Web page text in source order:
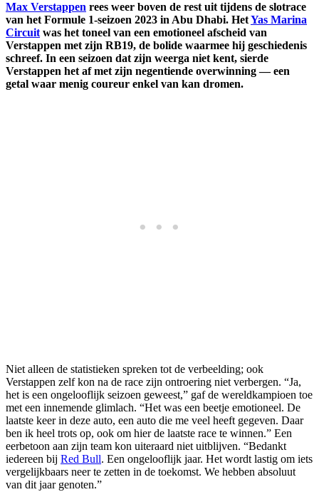
Max Verstappen rees weer boven de rest uit tijdens de slotrace
van het Formule 1-seizoen 2023 in Abu Dhabi. HetYas Marina
Circuit was het toneel van een emotioneel afscheid van
Verstappen met zijn RB19, de bolide waarmee hij geschiedenis
schreef. In een seizoen dat zijn weerga niet kent, sierde
Verstappen het af met zijn negentiende overwinning — een
getal waar menig coureur enkel van kan dromen.
Niet alleen de statistieken spreken tot de verbeelding; ook
Verstappen zelf kon na de race zijn ontroering niet verbergen. “Ja,
het is een ongelooflijk seizoen geweest,” gaf de wereldkampioen toe
met een innemende glimlach. “Het was een beetje emotioneel. De
laatste keer in deze auto, een auto die me veel heeft gegeven. Daar
ben ik heel trots op, ook om hier de laatste race te winnen.” Een
eerbetoon aan zijn team kon uiteraard niet uitblijven. “Bedankt
iedereen bij Red Bull. Een ongelooflijk jaar. Het wordt lastig om iets
vergelijkbaars neer te zetten in de toekomst. We hebben absoluut
van dit jaar genoten.”